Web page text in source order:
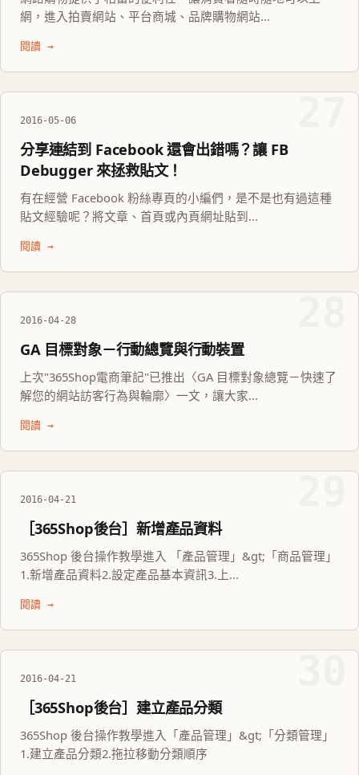
網，進入拍賣網站、平台商城、品牌購物網站...
閱讀 →
2016-05-06
分享連結到 Facebook 還會出錯嗎？讓 FB
Debugger 來拯救貼文！
有在經營 Facebook 粉絲專頁的小編們，是不是也有過這種
貼文經驗呢？將文章、首頁或內頁網址貼到...
閱讀 →
2016-04-28
GA 目標對象－行動總覽與行動裝置
上次"365Shop電商筆記"已推出〈GA 目標對象總覽－快速了
解您的網站訪客行為與輪廓〉一文，讓大家...
閱讀 →
2016-04-21
［365Shop後台］新增產品資料
365Shop 後台操作教學進入 「產品管理」&gt;「商品管理」
1.新增產品資料2.設定產品基本資訊3.上...
閱讀 →
2016-04-21
［365Shop後台］建立產品分類
365Shop 後台操作教學進入「產品管理」&gt;「分類管理」
1.建立產品分類2.拖拉移動分類順序